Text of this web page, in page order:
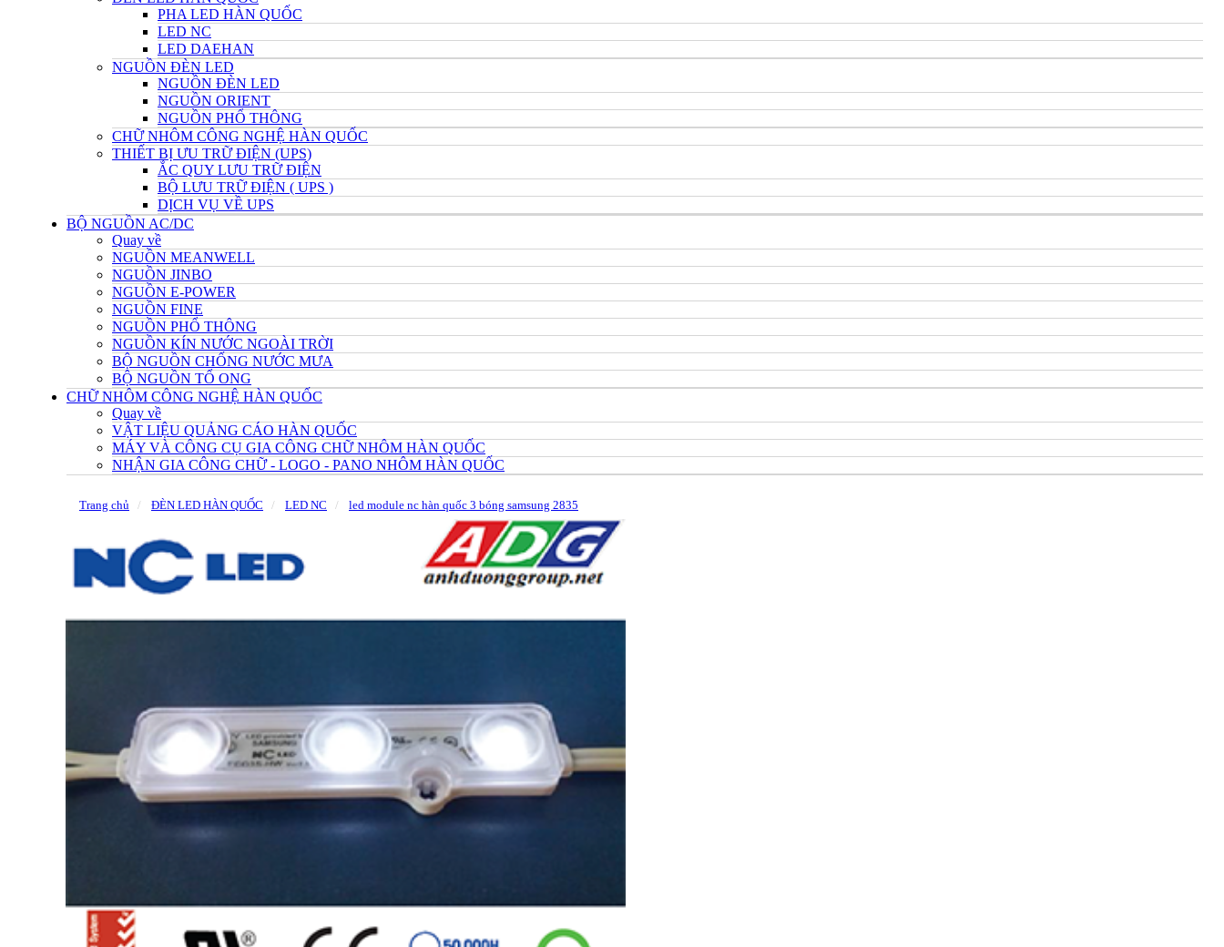
PHA LED HÀN QUỐC
LED NC
LED DAEHAN
NGUỒN ĐÈN LED
NGUỒN ĐÈN LED
NGUỒN ORIENT
NGUỒN PHỔ THÔNG
CHỮ NHÔM CÔNG NGHỆ HÀN QUỐC
THIẾT BỊ ƯU TRỮ ĐIỆN (UPS)
ẮC QUY LƯU TRỮ ĐIỆN
BỘ LƯU TRỮ ĐIỆN ( UPS )
DỊCH VỤ VỀ UPS
BỘ NGUỒN AC/DC
Quay về
NGUỒN MEANWELL
NGUỒN JINBO
NGUỒN E-POWER
NGUỒN FINE
NGUỒN PHỔ THÔNG
NGUỒN KÍN NƯỚC NGOÀI TRỜI
BỘ NGUỒN CHỐNG NƯỚC MƯA
BỘ NGUỒN TỔ ONG
CHỮ NHÔM CÔNG NGHỆ HÀN QUỐC
Quay về
VẬT LIỆU QUẢNG CÁO HÀN QUỐC
MÁY VÀ CÔNG CỤ GIA CÔNG CHỮ NHÔM HÀN QUỐC
NHẬN GIA CÔNG CHỮ - LOGO - PANO NHÔM HÀN QUỐC
Trang chủ ĐÈN LED HÀN QUỐC LED NC led module nc hàn quốc 3 bóng samsung 2835